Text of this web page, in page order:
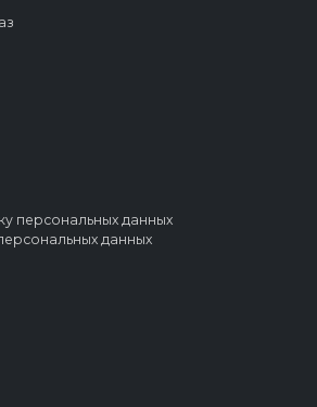
персональных данных
данных